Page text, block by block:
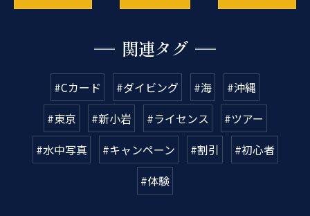
関連タグ
#Cカード #ダイビング #海
#沖縄
#東京
#新小岩 #ライセンス
#ツアー
#水中写真
#キャンペーン #割引
#初心者
#体験